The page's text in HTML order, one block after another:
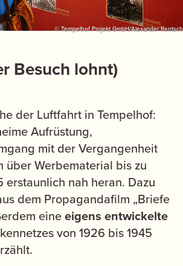
© Tempelhof Projekt GmbH/Alexander Rentsch
Besuch lohnt)
der Luftfahrt in Tempelhof:
Aufrüstung,
mit der Vergangenheit
über Werbematerial bis zu
erstaunlich nah heran. Dazu
dem Propagandafilm „Briefe
eineeigens entwickelte
von 1926 bis 1945